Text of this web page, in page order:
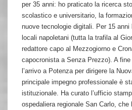
per 35 anni: ho praticato la ricerca
scolastico e universitario, la
nuove tecnologie digitali. Per 15 anni
locali napoletani (tutta la trafila al
redattore capo al Mezzogiorno e
capocronista a Senza Prezzo). A
l’arrivo a Potenza per dirigere la
principale impegno professionale è
istituzionale. Ha curato l’ufficio
ospedaliera regionale San Carlo,